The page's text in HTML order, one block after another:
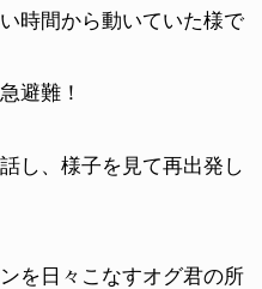
時間から動いていた様で
避難！
し、様子を見て再出発し
を日々こなすオグ君の所